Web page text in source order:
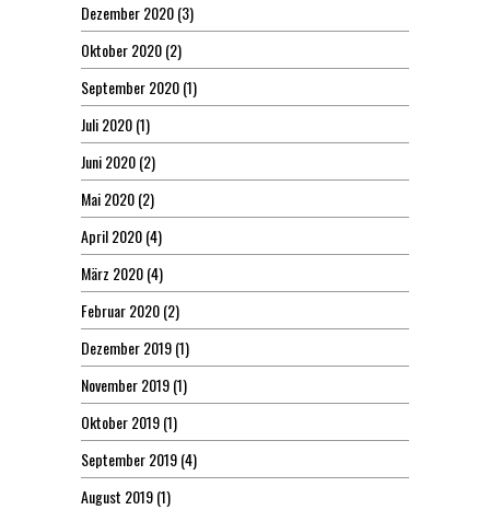
Dezember 2020(3)
Oktober 2020(2)
September 2020(1)
Juli 2020(1)
Juni 2020(2)
Mai 2020(2)
April 2020(4)
März 2020(4)
Februar 2020(2)
Dezember 2019(1)
November 2019(1)
Oktober 2019(1)
September 2019(4)
August 2019(1)